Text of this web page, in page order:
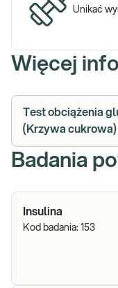
Unikać
Więcej
Test obciążenia
(Krzywa
Badania
Insulina
Kod badania: 153